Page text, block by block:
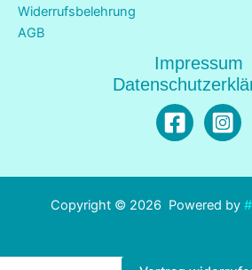
Widerrufsbelehrung
AGB
Impressum
Copyright © 2026 Powered by